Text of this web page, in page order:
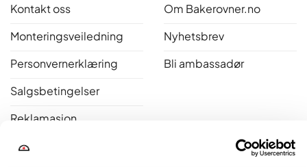
Kontakt oss
Monteringsveiledning
Personvernerklæring
Salgsbetingelser
Reklamasjon
Åpent kjøp
Om Bakerovner.no
Nyhetsbrev
Bli ambassadør